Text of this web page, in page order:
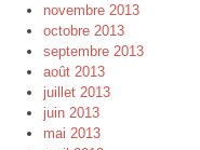
novembre 2013
octobre 2013
septembre 2013
août 2013
juillet 2013
juin 2013
mai 2013